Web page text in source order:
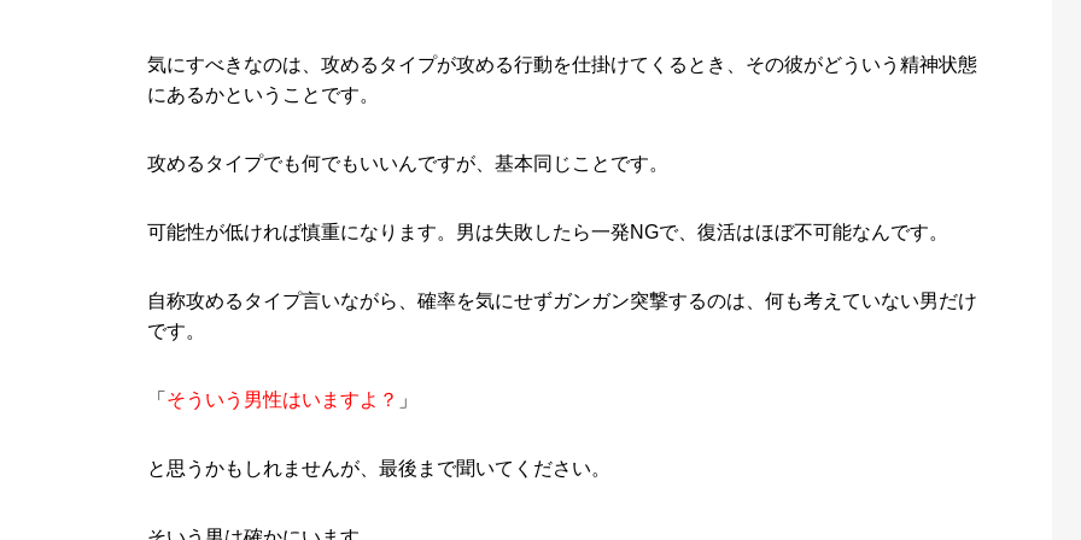
気にすべきなのは、攻めるタイプが攻める行動を仕掛けてくるとき、その彼がどういう精神状態
にあるかということです。
攻めるタイプでも何でもいいんですが、基本同じことです。
可能性が低ければ慎重になります。男は失敗したら一発NGで、復活はほぼ不可能なんです。
自称攻めるタイプ言いながら、確率を気にせずガンガン突撃するのは、何も考えていない男だけ
です。
「 そういう男性はいますよ？ 」
と思うかもしれませんが、最後まで聞いてください。